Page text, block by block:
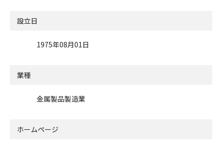
設立日
1975年08月01日
業種
金属製品製造業
ホームページ